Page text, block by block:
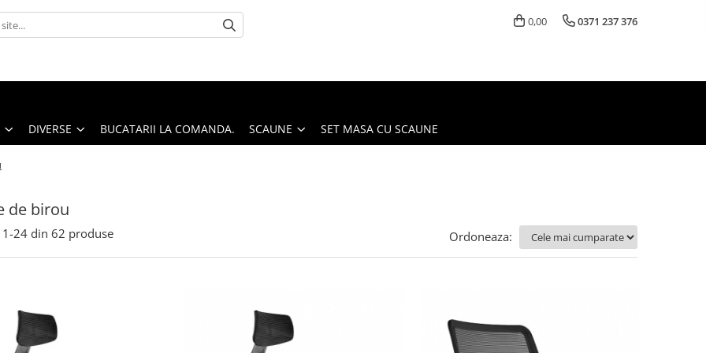
0,00 0371 237 376
DIVERSE BUCATARII LA COMANDA. SCAUNE SET MASA CU SCAUNE
de birou
1-24 din 62 produse Ordoneaza: